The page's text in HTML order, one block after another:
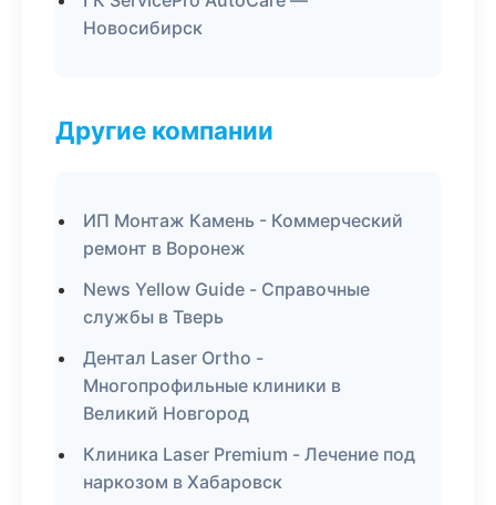
Новосибирск
Другие компании
ИП Монтаж Камень - Коммерческий
ремонт в Воронеж
News Yellow Guide - Справочные
службы в Тверь
Дентал Laser Ortho -
Многопрофильные клиники в
Великий Новгород
Клиника Laser Premium - Лечение под
наркозом в Хабаровск